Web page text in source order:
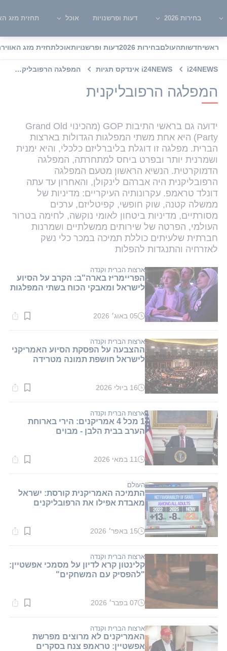
בחירות 2026 דעות ופרשנויות אוכל תחזית מזג
ראשיחדשותהעולםבחירות 2026 דעות ופרשנויותאוכלתחזית מזג האוויר
i24NEWS i24NEWS אינדקס תגיות המפלגה הרפובליקנית
המפלגה הרפובליקנית
ידועה גם בראשי התיבות GOP (מהכינוי Grand Old
Party) היא אחת משתי המפלגות הגדולות בארצות
הברית. מפלגה זו דוגלת בליברליזם כלכלי, והיא ימנית
ושמרנית יותר ובפרט ביחס למתחרתה, המפלגה
הדמוקרטית. הנשיא הראשון מטעם המפלגה
הרפובליקנית היה אברהם לינקולן, והאחרון עד עתה
דונלד טראמפ. עקרונותיה העיקריים: מדיניות של
ממשלה קטנה, שוק חופשי, קפיטליזם, ערכים
מסורתיים, מדיניות ביטחון לאומי נוקשה, לחימה בטרור
העולמי, הפרטה של שירותים ממשלתיים ושמרנות
חברתית שלעיתים כוללת תמיכה במכר כלי נשק
לאזרחיה והתנגדות להפלות
ארצות הברית וקנדה
הפריימריז בארה"ב: הקרב על הסיוע
לישראל ומאבקי הכוח בשתי המפלגות
זמן
דקות.
05 באוג׳ 2026
ארצות הברית וקנדה
ההצבעה על הפסקת הסיוע האמריקני
לישראל חושפת תמונה מטרידה
זמן
דקות.
16 ביולי 2026
ארצות הברית וקנדה
1 מכל 4 אמריקנים: הירי בארוחת
הערב בבית הלבן - מבוים
זמן
דקות.
11 במאי 2026
העולם
התמיכה האמריקנית קורסת: ישראל
מאבדת אפילו את הרפובליקנים
זמן
דקות.
15 באפר׳ 2026
ארצות הברית וקנדה
קלינטון קרא לדיון על מסמכי אפשטיין:
"להפסיק עם המשחקים"
זמן
דקות.
07 בפבר׳ 2026
ארצות הברית וקנדה
האמריקנים לא מרוצים מפרשת
אפשטיין: טראמפ צנח בסקרים